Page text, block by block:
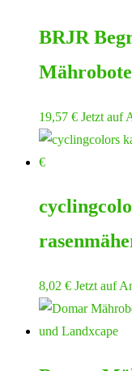
BRJR
19,57 € Jetzt auf
8,02 € Jetzt auf